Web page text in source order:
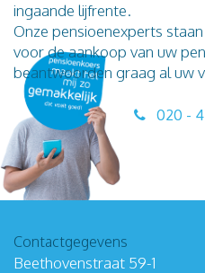
ingaande lijfrente.
Onze pensioenexperts
voor de aankoop van uw
beantwoorden graag al uw
020 -
Contactgegevens
Beethovenstraat 59-1